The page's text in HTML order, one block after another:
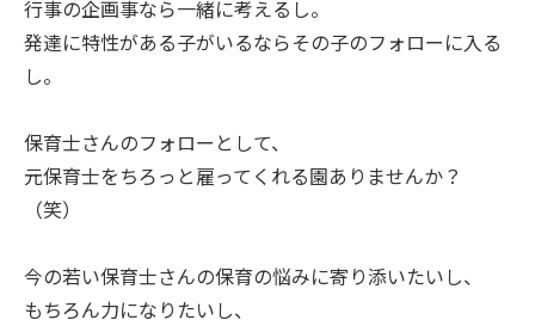
行事の企画事なら一緒に考えるし。
発達に特性がある子がいるならその子のフォローに入る
し。
保育士さんのフォローとして、
元保育士をちろっと雇ってくれる園ありませんか？
（笑）
今の若い保育士さんの保育の悩みに寄り添いたいし、
もちろん力になりたいし、